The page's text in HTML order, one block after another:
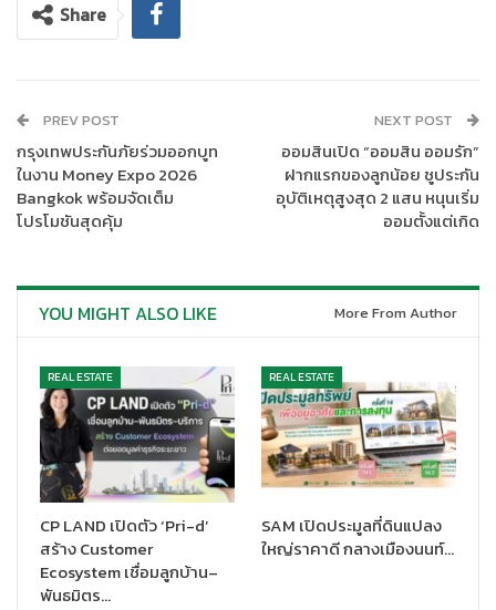
จำกัด (มหาชน)เปิดเผยว่า ท่ามกลางการเปลี่ยนแปลงของพฤติกรรม
ผู้บริโภคยุคใหม่ ศุภาลัยไม่ได้มองบ้านเป็นเพียงที่อยู่อาศัย แต่คือ
‘การลงทุนเพื่อคุณภาพชีวิต’ โดยโครงการนี้ถูกพัฒนาขึ้นภายใต้
แนวคิด“Beyond Horizon Beyond Living: มากกว่าความสุข…คือ
ความคุ้มค่าที่ลงตัว”
ซึ่งเป็นการตกผลึกจากการศึกษาความต้องการ
ศุภาลัย ปาล์มวิลล์ อมตะ-บายพาส
ตั้งอยู่บนทำเลจุดยุทธศาสตร์ที่
เพียง500 เมตร
เพื่อเชื่อมต่อมอเตอร์เวย์สาย 7 เข้าสู่กรุงเทพฯ และ
พัทยาได้อย่างไร้รอยต่อ รายล้อมด้วย Lifestyle Hub ครบวงจร ทั้ง
สถานพยาบาลและโรงเรียนชั้นนำ อาทิ โรงพยาบาลวิภาราม อมตะ
นคร, โรงพยาบาลค่ายนวมินทราชินี, โรงเรียนสาธิตเกษตรฯ ชลบุรี
และโรงเรียนสารสาสน์วิเทศชลบุรี รวมไปถึงแหล่งช็อปปิ้งทั้ง Lotus
อมตะ ชลบุรี และโรบินสัน ไลฟ์สไตล์ อมตะ อีกทั้งยังใกล้นิคมฯ อมตะ
นครเพียง 5.6 กม. เพื่อคืนทรัพยากร ‘เวลา’ และสร้างสมดุล Work-
Life Balance ให้เกิดขึ้นได้อย่างมีประสิทธิภาพมากที่สุด
Share
PREV POST
กรุงเทพประกันภัยร่วมออกบูท
ในงาน Money Expo 2026
Bangkok พร้อมจัดเต็ม
โปรโมชันสุดคุ้ม
NEXT POST
ออมสินเปิด “ออมสิน ออมรัก”
ฝากแรกของลูกน้อย ชูประกัน
อุบัติเหตุสูงสุด 2 แสน หนุนเริ่ม
ออมตั้งแต่เกิด
YOU MIGHT ALSO LIKE More From Author
REAL ESTATE
CP LAND เปิดตัว ‘Pri-d’
สร้าง Customer
Ecosystem เชื่อมลูกบ้าน–
พันธมิตร…
REAL ESTATE
SAM เปิดประมูลที่ดินแปลง
ใหญ่ราคาดี กลางเมืองนนท์…